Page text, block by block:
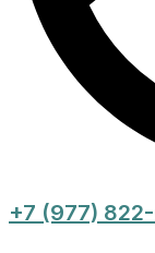
+7 (977)